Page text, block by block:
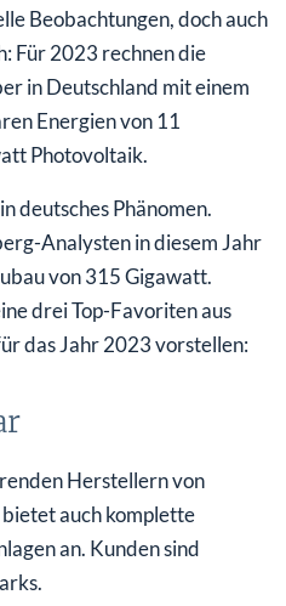
Beobachtungen, doch auch
Für 2023 rechnen die
in Deutschland mit einem
Energien von 11
Photovoltaik.
deutsches Phänomen.
Analysten in diesem Jahr
von 315 Gigawatt.
drei Top-Favoriten aus
das Jahr 2023 vorstellen:
Herstellern von
auch komplette
an. Kunden sind